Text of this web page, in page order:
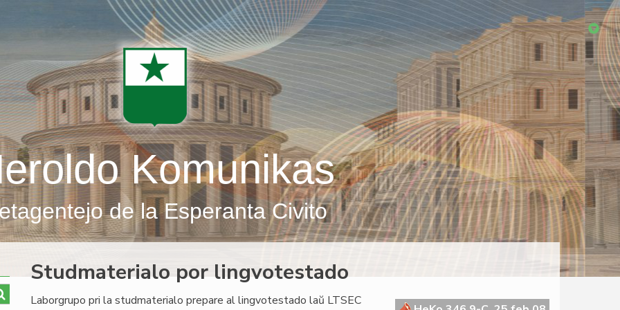
Komunikas
de la Esperanta Civito
Studmaterialo por lingvotestado
Laborgrupo pri la studmaterialo prepare al lingvotestado laŭ LTSEC